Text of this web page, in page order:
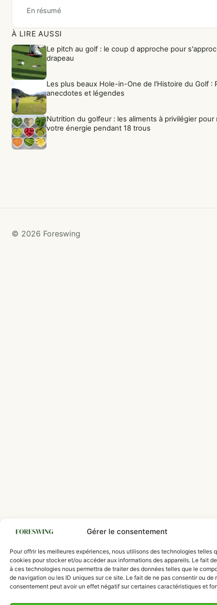
Gérer le consentement
Pour offrir les meilleures expériences, nous utilisons des technologies telles
cookies pour stocker et/ou accéder aux informations des appareils. Le fait
à ces technologies nous permettra de traiter des données telles que le
de navigation ou les ID uniques sur ce site. Le fait de ne pas consentir ou de
consentement peut avoir un effet négatif sur certaines caractéristiques et
En résumé
À LIRE AUSSI
Le pitch au golf : le coup d approche pour
drapeau
Les plus beaux Hole-in-One de l'Histoire du Golf :
anecdotes et légendes
Nutrition du golfeur : les aliments à privilégier pour
votre énergie pendant 18 trous
© 2026 Foreswing